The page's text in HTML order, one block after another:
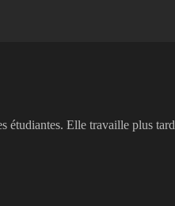
étudiantes. Elle travaille plus tard